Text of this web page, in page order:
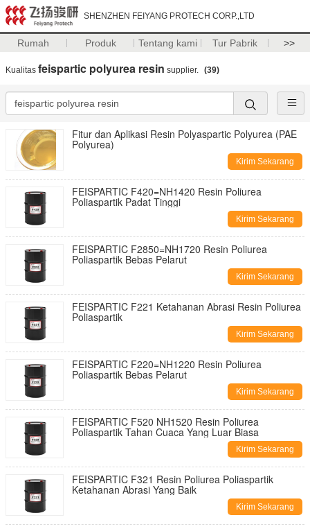
SHENZHEN FEIYANG PROTECH CORP.,LTD
Rumah Produk Tentang kami Tur Pabrik >>
Kualitas feispartic polyurea resin supplier. (39)
Fitur dan Aplikasi Resin Polyaspartic Polyurea (PAE
Polyurea)
Kirim Sekarang
FEISPARTIC F420=NH1420 Resin Poliurea
Poliaspartik Padat Tinggi
Kirim Sekarang
FEISPARTIC F2850=NH1720 Resin Poliurea
Poliaspartik Bebas Pelarut
Kirim Sekarang
FEISPARTIC F221 Ketahanan Abrasi Resin Poliurea
Poliaspartik
Kirim Sekarang
FEISPARTIC F220=NH1220 Resin Poliurea
Poliaspartik Bebas Pelarut
Kirim Sekarang
FEISPARTIC F520 NH1520 Resin Poliurea
Poliaspartik Tahan Cuaca Yang Luar Biasa
Kirim Sekarang
FEISPARTIC F321 Resin Poliurea Poliaspartik
Ketahanan Abrasi Yang Baik
Kirim Sekarang